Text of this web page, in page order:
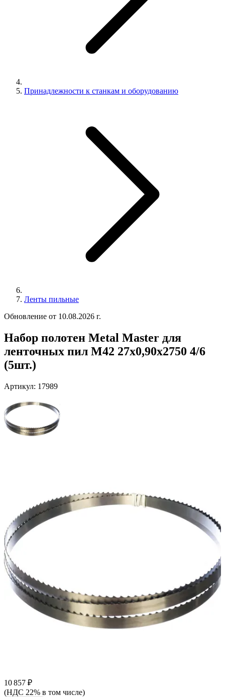
Принадлежности к станкам и оборудованию
Ленты пильные
Обновление от 10.08.2026 г.
Набор полотен Metal Master для
ленточных пил M42 27x0,90x2750 4/6
(5шт.)
Артикул: 17989
10 857 ₽
(НДС 22% в том числе)